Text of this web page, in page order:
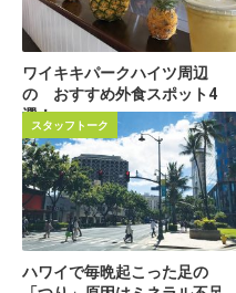
ワイキキパークハイツ周辺
の おすすめ外食スポット4
選！
スタッフトーク
ハワイで毎晩起こった足の